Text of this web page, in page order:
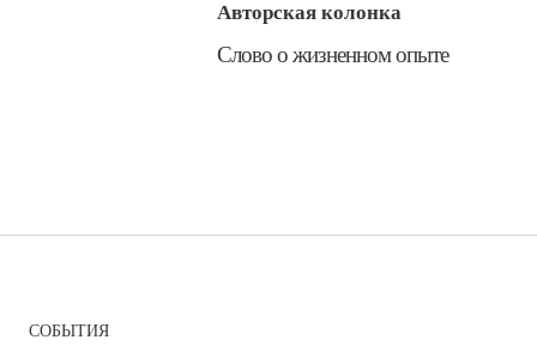
Авторская колонка
​Слово о жизненном опыте
СОБЫТИЯ